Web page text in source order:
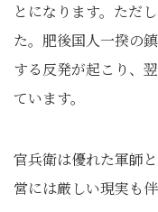
とになります。ただ
た。肥後国人一揆の
する反発が起こり、
ています。
官兵衛は優れた軍師
営には厳しい現実も